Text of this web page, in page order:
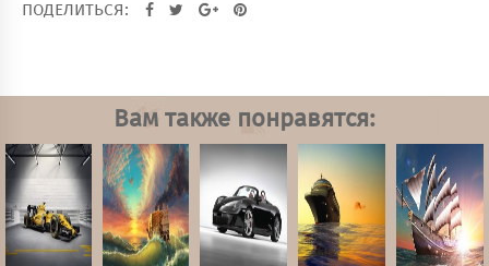
ПОДЕЛИТЬСЯ:
Вам также понравятся: